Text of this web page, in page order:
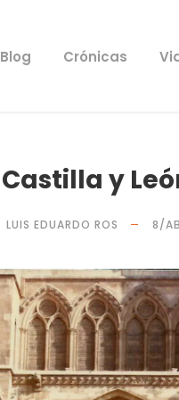
Blog Crónicas
Castilla y
LUIS EDUARDO ROS 8/